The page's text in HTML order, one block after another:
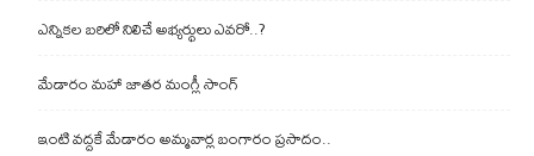
ఎన్నికల బరిలో నిలిచే అభ్యర్థులు ఎవరో..?
మేడారం మహా జాతర మంగ్లీ సాంగ్
ఇంటి వద్దకే మేడారం అమ్మవార్ల బంగారం ప్రసాదం..